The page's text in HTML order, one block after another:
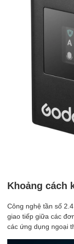
Khoảng cách
Công nghệ tần số
giao tiếp giữa các
các ứng dụng ngoại